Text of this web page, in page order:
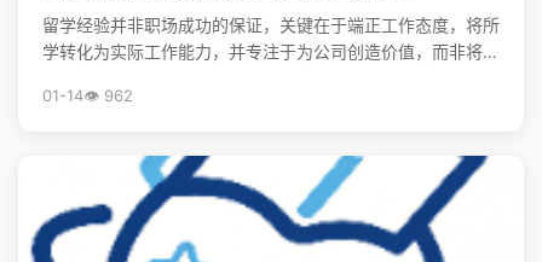
留学经验并非职场成功的保证，关键在于端正工作态度，将所
学转化为实际工作能力，并专注于为公司创造价值，而非将其
01-14👁️ 962